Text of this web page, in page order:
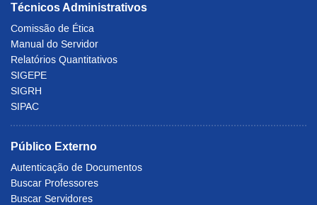
Técnicos Administrativos
Comissão de Ética
Manual do Servidor
Relatórios Quantitativos
SIGEPE
SIGRH
SIPAC
Público Externo
Autenticação de Documentos
Buscar Professores
Buscar Servidores